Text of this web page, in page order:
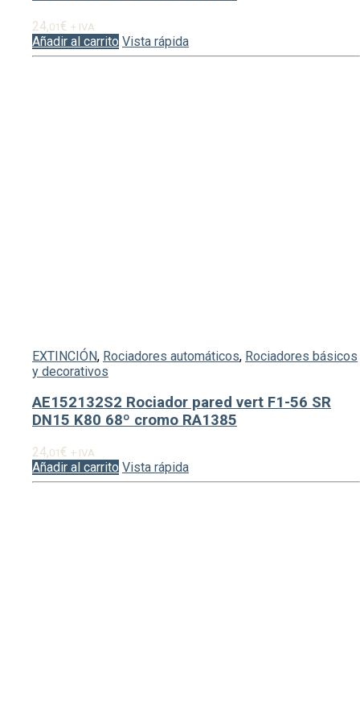
24,01€ + IVA
Añadir al carrito Vista rápida
EXTINCIÓN, Rociadores automáticos, Rociadores básicos
y decorativos
AE152132S2 Rociador pared vert F1-56 SR
DN15 K80 68º cromo RA1385
24,01€ + IVA
Añadir al carrito Vista rápida